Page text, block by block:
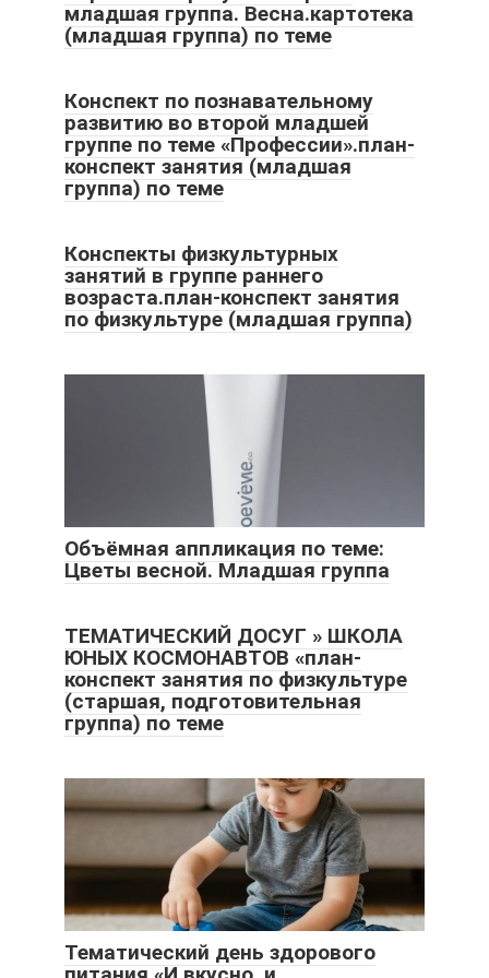
младшая группа. Весна.картотека
(младшая группа) по теме
Конспект по познавательному
развитию во второй младшей
группе по теме «Профессии».план-
конспект занятия (младшая
группа) по теме
Конспекты физкультурных
занятий в группе раннего
возраста.план-конспект занятия
по физкультуре (младшая группа)
Объёмная аппликация по теме:
Цветы весной. Младшая группа
ТЕМАТИЧЕСКИЙ ДОСУГ » ШКОЛА
ЮНЫХ КОСМОНАВТОВ «план-
конспект занятия по физкультуре
(старшая, подготовительная
группа) по теме
Тематический день здорового